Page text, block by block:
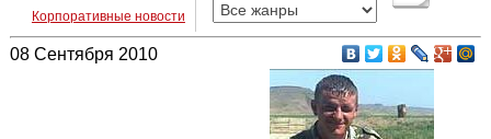
Корпоративные новости
08 Сентября 2010